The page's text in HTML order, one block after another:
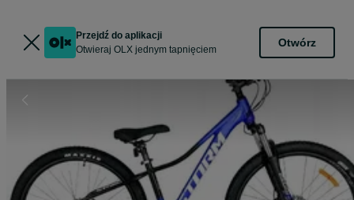
Przejdź do aplikacji
Otwieraj OLX jednym tapnięciem
Otwórz